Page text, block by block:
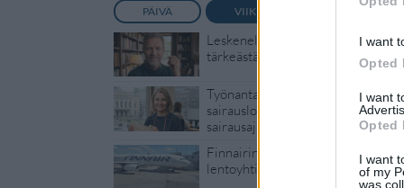
I want
Opted
I want
Opted
I want
of my
was
PÄIVÄ VIIKKO KUUKAUSI
Leskeneläke ei kuulu kaikille –
tärkeästä ikärajasta
Työnantaja ei hyväksynyt
sairauslomatodistuksia – neljälle ei
sairausajan palkkaa
Finnairin lennoista osan lentää
lentoyhtiö – matkustajille tärkeä